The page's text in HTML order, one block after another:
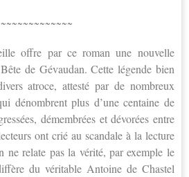
offre par ce roman une nouvelle
de Gévaudan. Cette légende bien
atroce, attesté par de nombreux
dénombrent plus d’une centaine de
démembrées et dévorées entre
ont crié au scandale à la lecture
ne relate pas la vérité, par exemple le
du véritable Antoine de Chastel